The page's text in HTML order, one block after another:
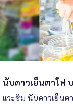
นับดาวเย็นตาโฟ
แวะชิม นับดาวเย็นต